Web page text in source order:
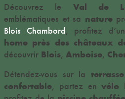
Découvrez le Val de
emblématiques et sa nature
Blois Chambord, profitez
home près des châteaux
découvrir Blois, Amboise,
Détendez-vous sur la terrasse
confortable, partez envélo